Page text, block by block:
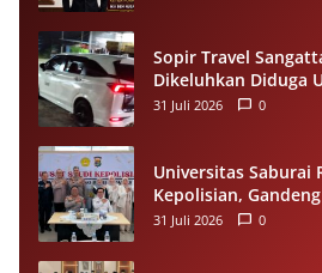
Sopir Travel
Dikeluhkan Diduga
Penumpang Minta
31 Juli 2026 0
Universitas Saburai
Kepolisian,
Perkuat Riset dan
31 Juli 2026 0